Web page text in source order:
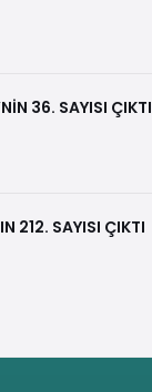
36. SAYISI ÇIKTI
212. SAYISI ÇIKTI